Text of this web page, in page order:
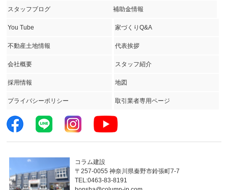
スタッフブログ 補助金情報
You Tube 家づくりQ&A
不動産土地情報 代表挨拶
会社概要 スタッフ紹介
採用情報 地図
プライバシーポリシー 取引業者専用ページ
コラム建設
〒257-0055 神奈川県秦野市鈴張町7-7
TEL:0463-83-8191